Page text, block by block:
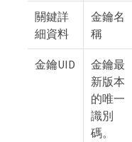
關鍵詳
細資料
金鑰名
稱
金鑰UID
金鑰最
新版本
的唯一
識別
碼。